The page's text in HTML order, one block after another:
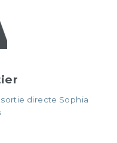
directe Sophia